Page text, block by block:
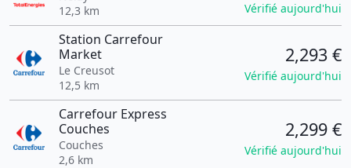
12,3 km
Vérifié aujourd'hui
Station Carrefour
Market
Le Creusot
12,5 km
2,293 €
Vérifié aujourd'hui
Carrefour Express
Couches
Couches
2,6 km
2,299 €
Vérifié aujourd'hui